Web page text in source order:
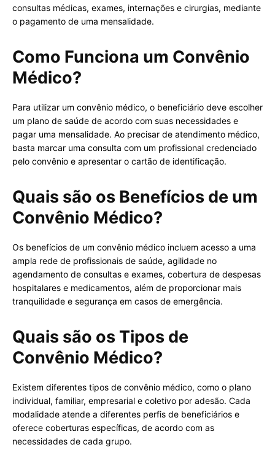
consultas médicas, exames, internações e cirurgias, mediante
o pagamento de uma mensalidade.
Como Funciona um Convênio
Médico?
Para utilizar um convênio médico, o beneficiário deve escolher
um plano de saúde de acordo com suas necessidades e
pagar uma mensalidade. Ao precisar de atendimento médico,
basta marcar uma consulta com um profissional credenciado
pelo convênio e apresentar o cartão de identificação.
Quais são os Benefícios de um
Convênio Médico?
Os benefícios de um convênio médico incluem acesso a uma
ampla rede de profissionais de saúde, agilidade no
agendamento de consultas e exames, cobertura de despesas
hospitalares e medicamentos, além de proporcionar mais
tranquilidade e segurança em casos de emergência.
Quais são os Tipos de
Convênio Médico?
Existem diferentes tipos de convênio médico, como o plano
individual, familiar, empresarial e coletivo por adesão. Cada
modalidade atende a diferentes perfis de beneficiários e
oferece coberturas específicas, de acordo com as
necessidades de cada grupo.